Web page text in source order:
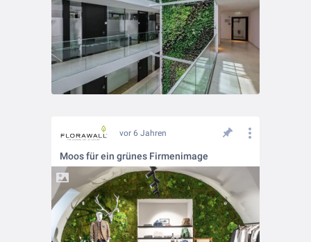
vor 6 Jahren
Moos für ein grünes Firmenimage